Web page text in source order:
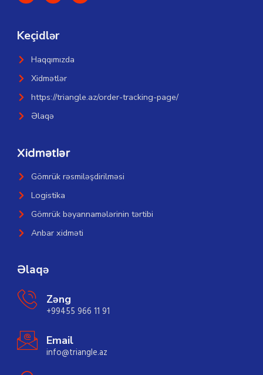
Keçidlər
Haqqımızda
Xidmətlər
https://triangle.az/order-tracking-page/
Əlaqə
Xidmətlər
Gömrük rəsmiləşdirilməsi
Logistika
Gömrük bəyannamələrinin tərtibi
Anbar xidməti
Əlaqə
Zəng
+99455 966 11 91
Email
info@triangle.az